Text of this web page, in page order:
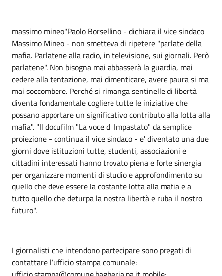
massimo mineo"Paolo Borsellino - dichiara il vice sindaco
Massimo Mineo - non smetteva di ripetere "parlate della
mafia. Parlatene alla radio, in televisione, sui giornali. Però
parlatene". Non bisogna mai abbasserà la guardia, mai
cedere alla tentazione, mai dimenticare, avere paura si ma
mai soccombere. Perché si rimanga sentinelle di libertà
diventa fondamentale cogliere tutte le iniziative che
possano apportare un significativo contributo alla lotta alla
mafia". "Il docufilm "La voce di Impastato" da semplice
proiezione - continua il vice sindaco - e' diventato una due
giorni dove istituzioni tutte, studenti, associazioni e
cittadini interessati hanno trovato piena e forte sinergia
per organizzare momenti di studio e approfondimento su
quello che deve essere la costante lotta alla mafia e a
tutto quello che deturpa la nostra libertà e ruba il nostro
futuro".
I giornalisti che intendono partecipare sono pregati di
contattare l’ufficio stampa comunale: